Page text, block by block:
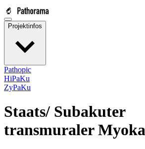
Projektinfos
Pathopic
HiPaKu
ZyPaKu
Staats/ Subakuter
transmuraler